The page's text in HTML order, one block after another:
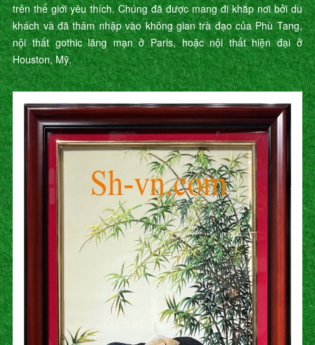
trên thế giới yêu thích. Chúng đã được mang đi khắp nơi bởi du
khách và đã thâm nhập vào không gian trà đạo của Phù Tang,
nội thất gothic lãng mạn ở Paris, hoặc nội thất hiện đại ở
Houston, Mỹ.